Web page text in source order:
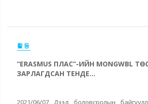
활동
“ERASMUS ПЛАС”-ИЙН MONGWBL
ЗАРЛАГДСАН ТЕНДЕ...
2021/06/07 Дээд боловсролын